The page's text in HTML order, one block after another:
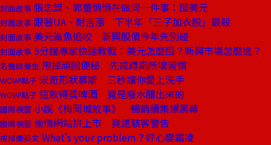
封面故事 張忠謀、郭董悄悄在做同一件事：囤美元
封面故事 跟著UA、耐吉漲 下半年「三子加衣股」最殺
封面故事 美元鯊魚追咬 新興股債今年先別碰
封面故事 5分鐘專家快速教戰：美元怎麼囤？新興市場怎麼逃？
名醫談養生 甩掉頑固便秘 先戒蹲廁所壞習慣
WOW!點子 米奇形狀慕斯 三秒讓你愛上洗手
WOW!點子 這款得獎啤酒 竟是廢水釀出來的
國際視窗 小說《梅岡城故事》 暢銷續集爆黑幕
國際視窗 偷情網站拚上市 竟遭駭客警告
戒掉爛英文 What's your problem？好心變霸凌